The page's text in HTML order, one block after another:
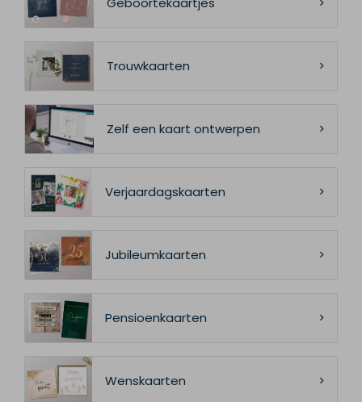
Trouwkaarten
Zelf een kaart ontwerpen
Verjaardagskaarten
Jubileumkaarten
Pensioenkaarten
Wenskaarten